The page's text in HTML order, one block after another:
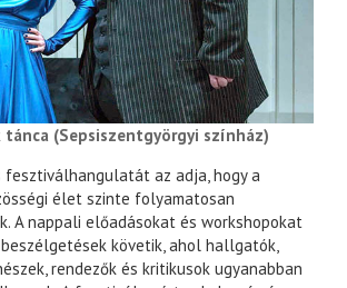
(Sepsiszentgyörgyi színház)
fesztiválhangulatát az adja, hogy a
élet szinte folyamatosan
A nappali előadásokat és workshopokat
követik, ahol hallgatók,
rendezők és kritikusok ugyanabban